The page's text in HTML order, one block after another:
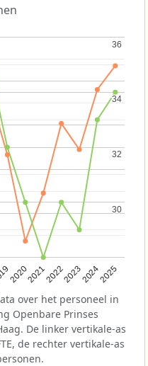
202020212022202320242025
30
30
32
32
34
34
36
36
over het personeel in
Openbare Prinses
De linker vertikale-as
de rechter vertikale-as